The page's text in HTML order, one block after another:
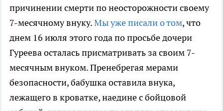
причинении смерти по неосторожности своему
7-месячному внуку.Мы уже писали о том, что
днем 16 июля этого года по просьбе дочери
Гуреева осталась присматривать за своим 7-
месячным внуком. Пренебрегая мерами
безопасности, бабушка оставила внука,
лежащего в кроватке, наедине с бойцовой